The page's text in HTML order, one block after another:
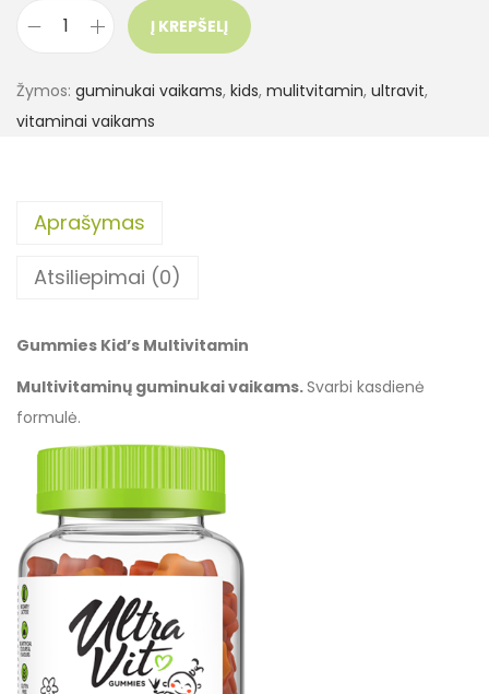
Į KREPŠELĮ
Žymos: guminukai vaikams, kids, mulitvitamin, ultravit,
vitaminai vaikams
Aprašymas
Atsiliepimai (0)
Gummies Kid’s Multivitamin
Multivitaminų guminukai vaikams.Svarbi kasdienė
formulė.